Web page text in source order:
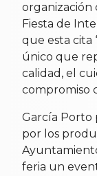
organización
Fiesta de
que esta cita
único que
calidad, el
compromiso
García Porto
por los
feria un